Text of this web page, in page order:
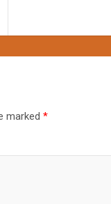
marked *